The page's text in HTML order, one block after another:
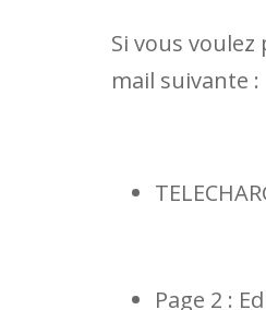
Si vous voulez
mail suivante :
Page 2 :